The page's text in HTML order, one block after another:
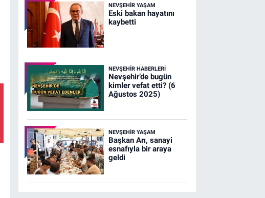
NEVŞEHIR YAŞAM
Eski bakan hayatını
kaybetti
NEVŞEHIR HABERLERI
Nevşehir’de bugün
kimler vefat etti? (6
Ağustos 2025)
NEVŞEHIR YAŞAM
Başkan Arı, sanayi
esnafıyla bir araya
geldi